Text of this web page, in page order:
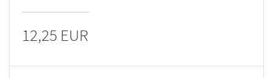
12,25 EUR